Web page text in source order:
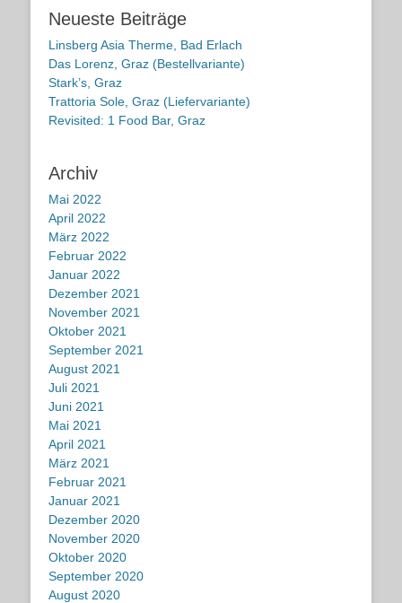
Neueste Beiträge
Linsberg Asia Therme, Bad Erlach
Das Lorenz, Graz (Bestellvariante)
Stark’s, Graz
Trattoria Sole, Graz (Liefervariante)
Revisited: 1 Food Bar, Graz
Archiv
Mai 2022
April 2022
März 2022
Februar 2022
Januar 2022
Dezember 2021
November 2021
Oktober 2021
September 2021
August 2021
Juli 2021
Juni 2021
Mai 2021
April 2021
März 2021
Februar 2021
Januar 2021
Dezember 2020
November 2020
Oktober 2020
September 2020
August 2020